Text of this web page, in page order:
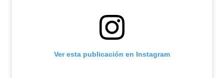
Ver esta publicación en Instagram